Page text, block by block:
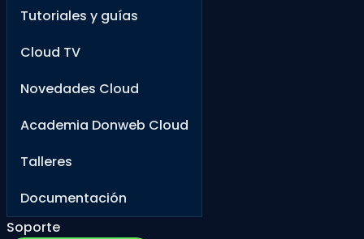
Tutoriales y guías
Cloud TV
Novedades Cloud
Academia Donweb Cloud
Talleres
Documentación
Soporte